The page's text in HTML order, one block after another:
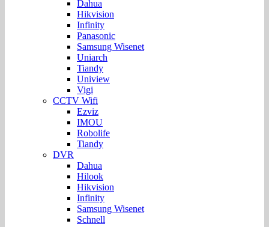
Dahua
Hikvision
Infinity
Panasonic
Samsung Wisenet
Uniarch
Tiandy
Uniview
Vigi
CCTV Wifi
Ezviz
IMOU
Robolife
Tiandy
DVR
Dahua
Hilook
Hikvision
Infinity
Samsung Wisenet
Schnell